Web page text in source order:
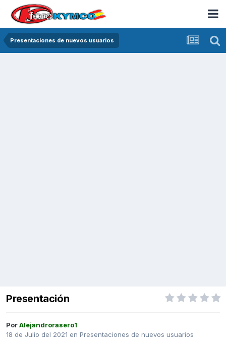
Presentaciones de nuevos usuarios
Presentación
PorAlejandrorasero1
18 de Julio del 2021 en Presentaciones de nuevos usuarios